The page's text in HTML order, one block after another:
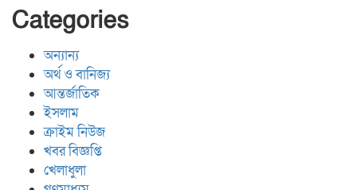
Categories
অন্যান্য
অর্থ ও বানিজ্য
আন্তর্জাতিক
ইসলাম
ক্রাইম নিউজ
খবর বিজ্ঞপ্তি
খেলাধুলা